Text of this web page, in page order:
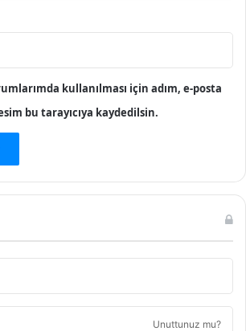
kullanılması için adım, e-posta
bu tarayıcıya kaydedilsin.
Unuttunuz mu?